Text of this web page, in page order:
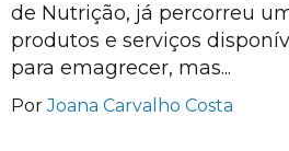
de Nutrição, já percorreu
produtos e serviços
para emagrecer, mas...
PorJoana Carvalho Costa